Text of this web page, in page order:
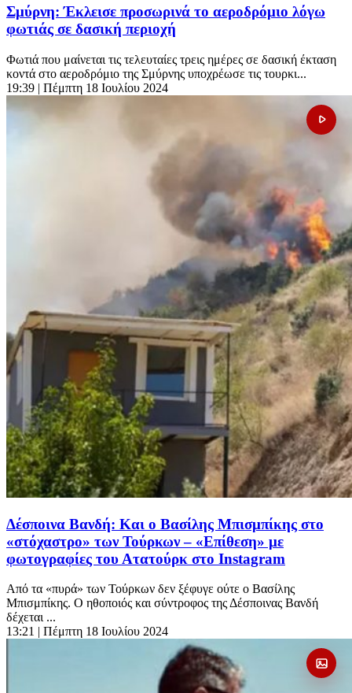
Σμύρνη: Έκλεισε προσωρινά το αεροδρόμιο λόγω
φωτιάς σε δασική περιοχή
Φωτιά που μαίνεται τις τελευταίες τρεις ημέρες σε δασική έκταση
κοντά στο αεροδρόμιο της Σμύρνης υποχρέωσε τις τουρκι...
19:39 | Πέμπτη 18 Ιουλίου 2024
Δέσποινα Βανδή: Και ο Βασίλης Μπισμπίκης στο
«στόχαστρο» των Τούρκων – «Επίθεση» με
φωτογραφίες του Ατατούρκ στο Instagram
Από τα «πυρά» των Τούρκων δεν ξέφυγε ούτε ο Βασίλης
Μπισμπίκης. Ο ηθοποιός και σύντροφος της Δέσποινας Βανδή
δέχεται ...
13:21 | Πέμπτη 18 Ιουλίου 2024